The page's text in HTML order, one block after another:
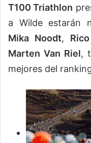
T100 Triathlon
a Wilde estarán
Mika Noodt,
Marten Van Riel,
mejores del